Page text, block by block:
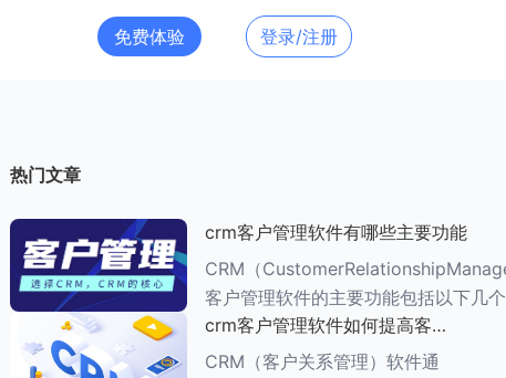
免费体验 登录/注册
热门文章
crm客户管理软件有哪些主要功能
CRM（
客户管理软件的主要功能包括以下几
###一、客户信息管理 CRM系统的核心功能是
客户信息管理
crm客户管理软件如何提高客户
满意度
CRM（客户关系管理）软件通